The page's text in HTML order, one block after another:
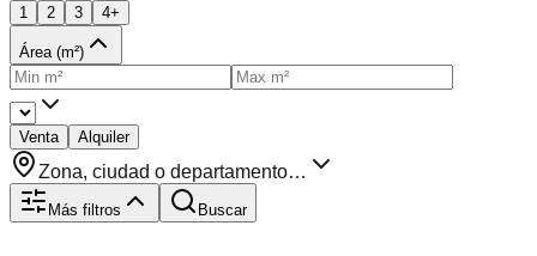
1
2 3 4+
Área (m²)
Venta Alquiler
Zona, ciudad o departamento…
Más filtros Buscar